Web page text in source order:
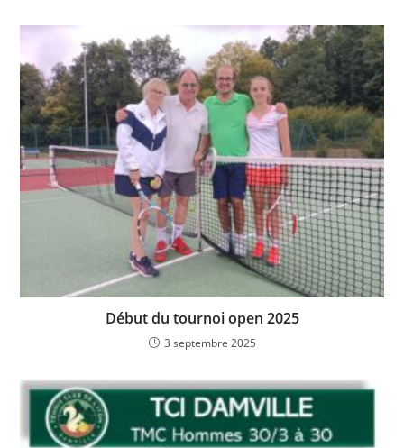
Début du tournoi open 2025
3 septembre 2025